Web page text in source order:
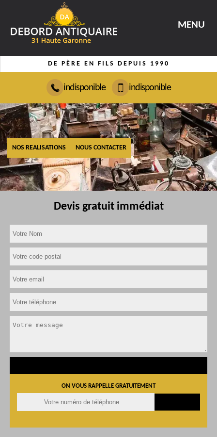
MENU
DE PÈRE EN FILS DEPUIS 1990
indisponible indisponible
NOS REALISATIONS NOUS CONTACTER
Devis gratuit immédiat
ON VOUS RAPPELLE GRATUITEMENT